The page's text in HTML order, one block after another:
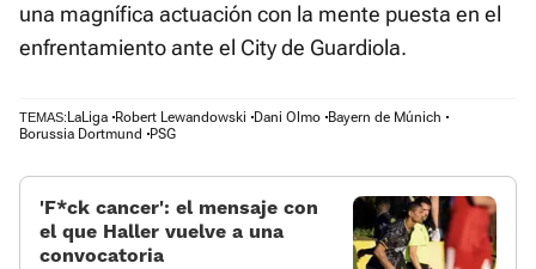
una magnífica actuación con la mente puesta en el
enfrentamiento ante el City de Guardiola.
TEMAS: LaLiga Robert Lewandowski Dani Olmo Bayern de Múnich
Borussia Dortmund
PSG
'F*ck cancer': el mensaje con
el que Haller vuelve a una
convocatoria